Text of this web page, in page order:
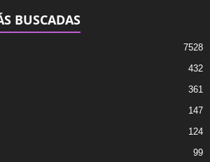
BUSCADAS
7528
432
361
147
124
99